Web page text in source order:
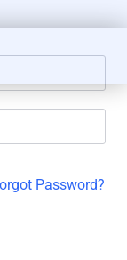
Password?